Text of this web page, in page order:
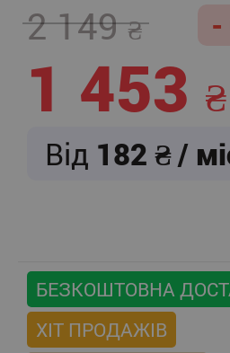
2 149 -
1 453
Від 182 /
БЕЗКОШТОВНА
ХІТ ПРОДАЖІВ